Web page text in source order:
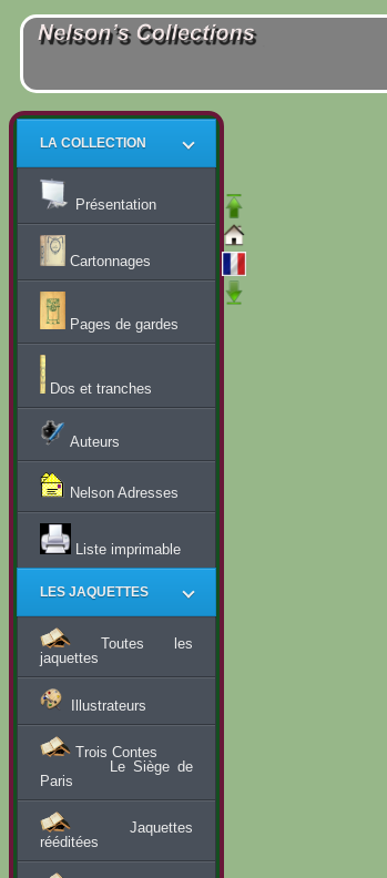
LA COLLECTION
Présentation
Cartonnages
Pages de gardes
Dos et tranches
Auteurs
Nelson Adresses
Liste imprimable
LES JAQUETTES
Toutes les
jaquettes
Illustrateurs
Trois Contes
Le Siège de
Paris
Jaquettes
rééditées